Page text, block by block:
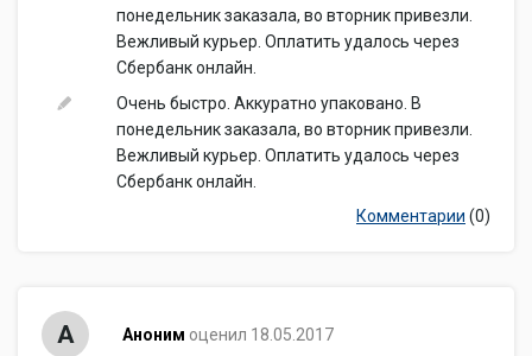
понедельник заказала, во вторник привезли.
Вежливый курьер. Оплатить удалось через
Сбербанк онлайн.
Очень быстро. Аккуратно упаковано. В
понедельник заказала, во вторник привезли.
Вежливый курьер. Оплатить удалось через
Сбербанк онлайн.
Комментарии (0)
А Аноним оценил 18.05.2017